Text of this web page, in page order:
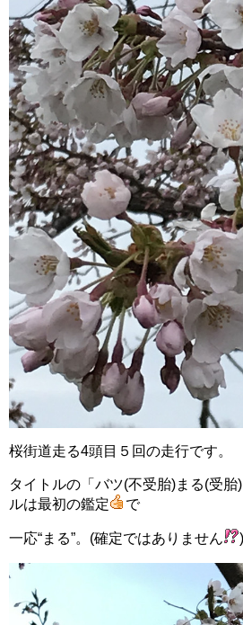
桜街道走る4頭目５回の走行です。
タイトルの「バツ(不受胎)まる(受
ルは最初の鑑定
で
一応“まる”。(確定ではありません )